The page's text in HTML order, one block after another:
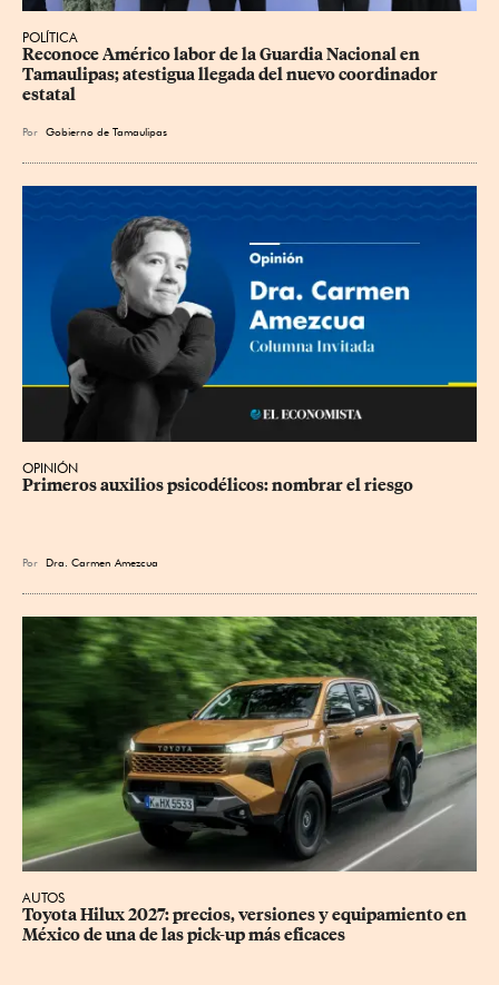
POLÍTICA
Reconoce Américo labor de la Guardia Nacional en
Tamaulipas; atestigua llegada del nuevo coordinador
estatal
Por Gobierno de Tamaulipas
OPINIÓN
Primeros auxilios psicodélicos: nombrar el riesgo
Por Dra. Carmen Amezcua
AUTOS
Toyota Hilux 2027: precios, versiones y equipamiento en
México de una de las pick-up más eficaces